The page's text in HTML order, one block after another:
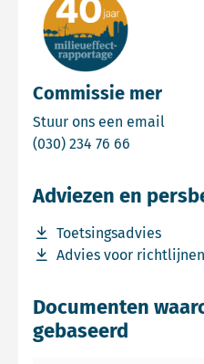
Commissie mer
Stuur ons een email
(030) 234 76 66
Adviezen en
Toetsingsadvies
Download bestand
Advies voor richtlijnen
Download bestand
Documenten
gebaseerd